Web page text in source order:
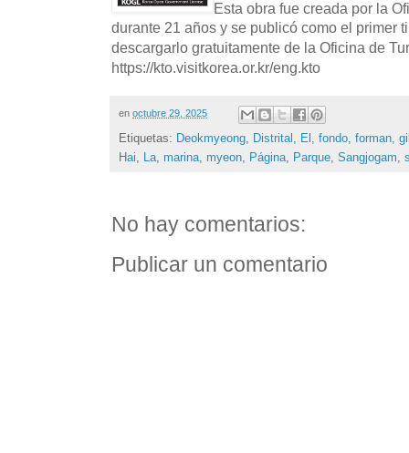
Esta obra fue creada por la
durante 21 años y se publicó como el primer
descargarlo gratuitamente de la Oficina de
https://kto.visitkorea.or.kr/eng.kto
en octubre 29, 2025
Etiquetas: Deokmyeong Distrital El fondo forman
Hai
La marina myeon Página Parque Sangjogam
No hay comentarios:
Publicar un comentario